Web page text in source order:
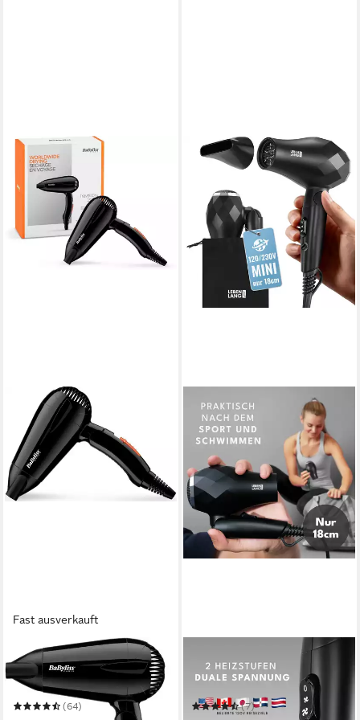
Fast ausverkauft
BABYLISS
Reisehaartrockner 5344E
Travel Dry
(64)
Reisehaartrockner klappbar
(7)